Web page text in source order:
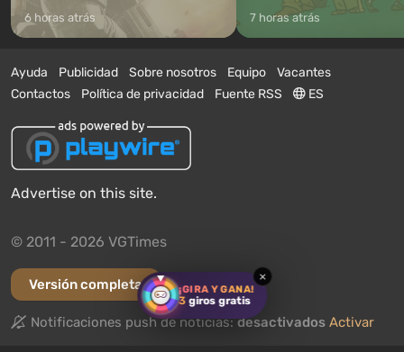
¡GIRA Y GANA!
3 giros gratis
×
6 horas atrás 7 horas atrás
Ayuda Publicidad Sobre nosotros Equipo
Vacantes
Contactos
Política de privacidad Fuente RSS ES
Advertise on this site.
© 2011 - 2026 VGTimes
Versión completa
Notificaciones push de noticias:desactivados Activar